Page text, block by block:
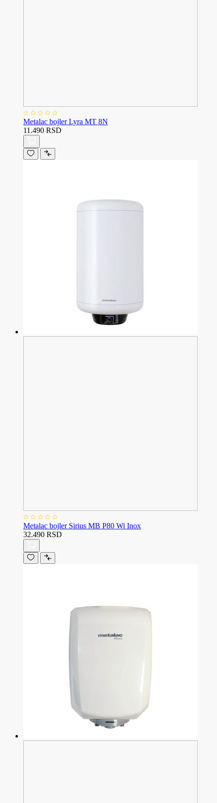
Metalac bojler Lyra MT 8N
11.490 RSD
Metalac bojler Sirius MB P80 Wi Inox
32.490 RSD